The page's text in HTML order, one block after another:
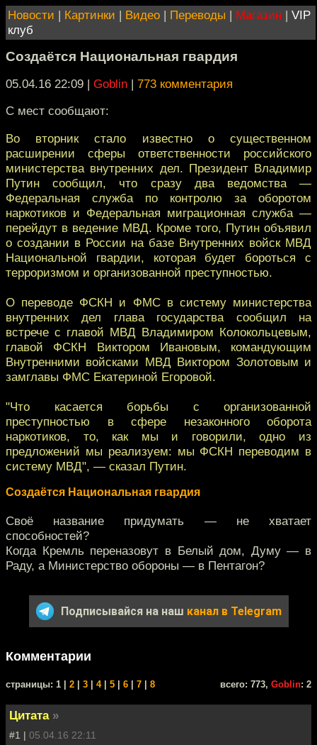
Новости | Картинки | Видео | Переводы | Магазин | VIP
клуб
Создаётся Национальная гвардия
05.04.16 22:09 | Goblin | 773 комментария
С мест сообщают:
Во вторник стало известно о существенном
расширении сферы ответственности российского
министерства внутренних дел. Президент Владимир
Путин сообщил, что сразу два ведомства —
Федеральная служба по контролю за оборотом
наркотиков и Федеральная миграционная служба —
перейдут в ведение МВД. Кроме того, Путин объявил
о создании в России на базе Внутренних войск МВД
Национальной гвардии, которая будет бороться с
терроризмом и организованной преступностью.
О переводе ФСКН и ФМС в систему министерства
внутренних дел глава государства сообщил на
встрече с главой МВД Владимиром Колокольцевым,
главой ФСКН Виктором Ивановым, командующим
Внутренними войсками МВД Виктором Золотовым и
замглавы ФМС Екатериной Егоровой.
"Что касается борьбы с организованной
преступностью в сфере незаконного оборота
наркотиков, то, как мы и говорили, одно из
предложений мы реализуем: мы ФСКН переводим в
систему МВД", — сказал Путин.
Создаётся Национальная гвардия
Своё название придумать — не хватает
способностей?
Когда Кремль переназовут в Белый дом, Думу — в
Раду, а Министерство обороны — в Пентагон?
Подписывайся на наш канал в Telegram
Комментарии
cтраницы: 1 | 2 3 4| 5 6 7 8 всего: 773, Goblin: 2
Цитата »
#1 | 05.04.16 22:11